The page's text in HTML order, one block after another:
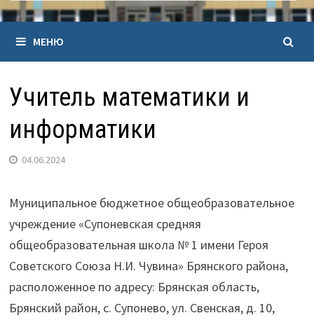
МЕНЮ
Учитель математики и
информатики
04.06.2024
Муниципальное бюджетное общеобразовательное
учреждение «Супоневская средняя
общеобразовательная школа № 1 имени Героя
Советского Союза Н.И. Чувина» Брянского района,
расположенное по адресу: Брянская область,
Брянский район, с. Супонево, ул. Свенская, д. 10,